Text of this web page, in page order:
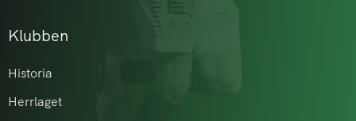
Klubben
Historia
Herrlaget